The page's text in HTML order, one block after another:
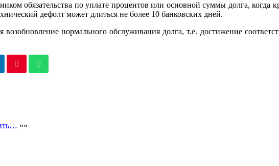
обязательства по уплате процентов или основной суммы долга, когда
дефолт может длиться не более 10 банковских дней.
возобновление нормального обслуживания долга, т.е. достижение
»»